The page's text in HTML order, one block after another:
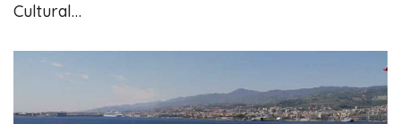
Cultural…